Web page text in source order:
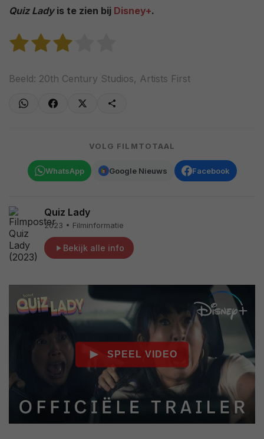
Quiz Lady is te zien bij Disney+.
Beeld: 20th Century Studios, Artists First
VOLG FILMTOTAAL
WhatsApp Google Nieuws Facebook
Quiz Lady
2023 • Filminformatie
Bekijk alle info